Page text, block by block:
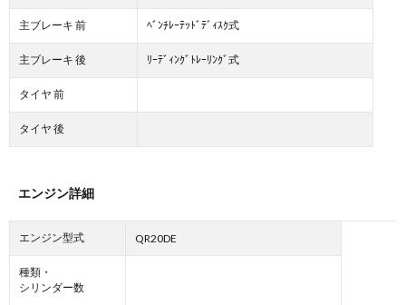
主ブレーキ 前 ﾍﾞﾝﾁﾚｰﾃｯﾄﾞﾃﾞｨｽｸ式
主ブレーキ 後 ﾘｰﾃﾞｨﾝｸﾞﾄﾚｰﾘﾝｸﾞ式
タイヤ 前
タイヤ 後
エンジン詳細
エンジン型式 QR20DE
種類・
シリンダー数